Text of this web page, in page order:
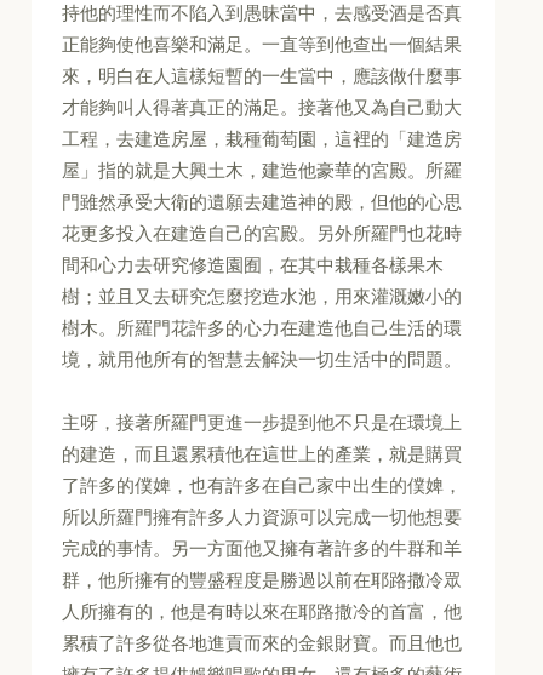
持他的理性而不陷入到愚昧當中，去感受酒是否真
正能夠使他喜樂和滿足。一直等到他查出一個結果
來，明白在人這樣短暫的一生當中，應該做什麼事
才能夠叫人得著真正的滿足。接著他又為自己動大
工程，去建造房屋，栽種葡萄園，這裡的「建造房
屋」指的就是大興土木，建造他豪華的宮殿。所羅
門雖然承受大衛的遺願去建造神的殿，但他的心思
花更多投入在建造自己的宮殿。另外所羅門也花時
間和心力去研究修造園囿，在其中栽種各樣果木
樹；並且又去研究怎麼挖造水池，用來灌溉嫩小的
樹木。所羅門花許多的心力在建造他自己生活的環
境，就用他所有的智慧去解決一切生活中的問題。
主呀，接著所羅門更進一步提到他不只是在環境上
的建造，而且還累積他在這世上的產業，就是購買
了許多的僕婢，也有許多在自己家中出生的僕婢，
所以所羅門擁有許多人力資源可以完成一切他想要
完成的事情。另一方面他又擁有著許多的牛群和羊
群，他所擁有的豐盛程度是勝過以前在耶路撒冷眾
人所擁有的，他是有時以來在耶路撒冷的首富，他
累積了許多從各地進貢而來的金銀財寶。而且他也